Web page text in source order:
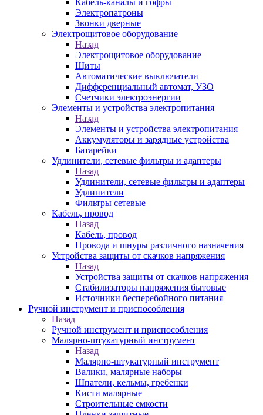
Кабель-каналы и гофры
Электропатроны
Звонки дверные
Электрощитовое оборудование
Назад
Электрощитовое оборудование
Щиты
Автоматические выключатели
Дифференциальный автомат, УЗО
Счетчики электроэнергии
Элементы и устройства электропитания
Назад
Элементы и устройства электропитания
Аккумуляторы и зарядные устройства
Батарейки
Удлинители, сетевые фильтры и адаптеры
Назад
Удлинители, сетевые фильтры и адаптеры
Удлинители
Фильтры сетевые
Кабель, провод
Назад
Кабель, провод
Провода и шнуры различного назначения
Устройства защиты от скачков напряжения
Назад
Устройства защиты от скачков напряжения
Стабилизаторы напряжения бытовые
Источники бесперебойного питания
Ручной инструмент и приспособления
Назад
Ручной инструмент и приспособления
Малярно-штукатурный инструмент
Назад
Малярно-штукатурный инструмент
Валики, малярные наборы
Шпатели, кельмы, гребенки
Кисти малярные
Строительные емкости